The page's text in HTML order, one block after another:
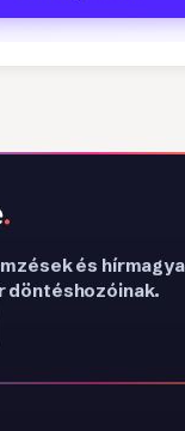
és
döntéshozóinak.